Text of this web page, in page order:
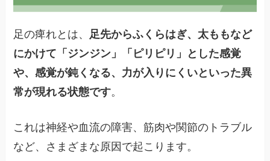
足の痺れとは、 足先からふくらはぎ、太ももなど
にかけて「ジンジン」「ピリピリ」とした感覚
や、感覚が鈍くなる、力が入りにくいといった異
常が現れる状態です。
これは神経や血流の障害、筋肉や関節のトラブル
など、さまざまな原因で起こります。